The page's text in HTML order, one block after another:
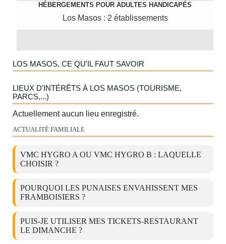
HÉBERGEMENTS POUR ADULTES HANDICAPÉS
Los Masos : 2 établissements
LOS MASOS, CE QU'IL FAUT SAVOIR
LIEUX D'INTÉRÊTS À LOS MASOS (TOURISME,
PARCS,...)
Actuellement aucun lieu enregistré.
ACTUALITÉ FAMILIALE
VMC HYGRO A OU VMC HYGRO B : LAQUELLE
CHOISIR ?
POURQUOI LES PUNAISES ENVAHISSENT MES
FRAMBOISIERS ?
PUIS-JE UTILISER MES TICKETS-RESTAURANT
LE DIMANCHE ?